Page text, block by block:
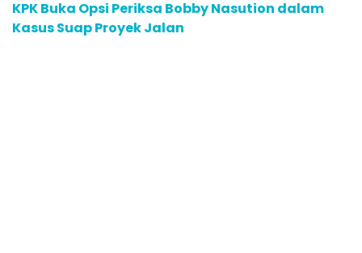
KPK Buka Opsi Periksa Bobby Nasution dalam
Kasus Suap Proyek Jalan